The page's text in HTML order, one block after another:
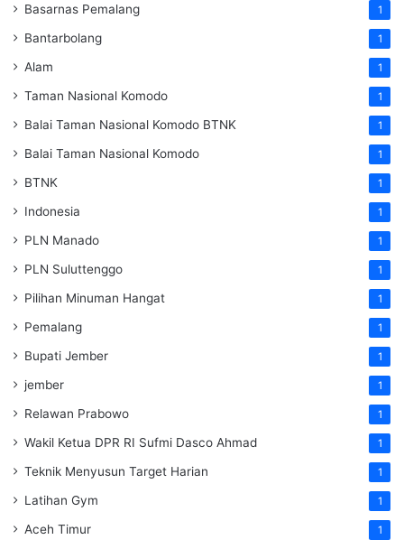
Basarnas Pemalang 1
Bantarbolang 1
Alam 1
Taman Nasional Komodo 1
Balai Taman Nasional Komodo BTNK 1
Balai Taman Nasional Komodo 1
BTNK 1
Indonesia 1
PLN Manado 1
PLN Suluttenggo 1
Pilihan Minuman Hangat 1
Pemalang 1
Bupati Jember 1
jember 1
Relawan Prabowo 1
Wakil Ketua DPR RI Sufmi Dasco Ahmad 1
Teknik Menyusun Target Harian 1
Latihan Gym 1
Aceh Timur 1